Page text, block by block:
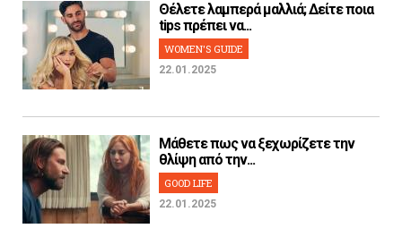
Θέλετε λαμπερά μαλλιά; Δείτε ποια
tips πρέπει να...
WOMEN'S GUIDE
22.01.2025
Μάθετε πως να ξεχωρίζετε την
θλίψη από την...
GOOD LIFE
22.01.2025